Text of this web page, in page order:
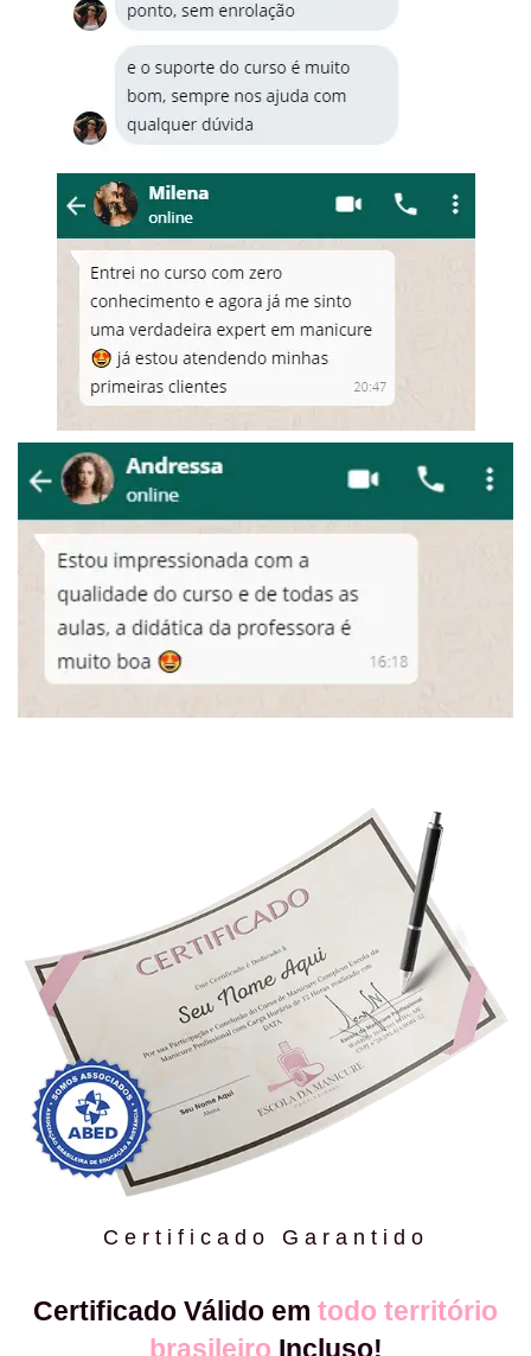
Certificado Garantido
Certificado Válido em todo território
brasileiro Incluso!